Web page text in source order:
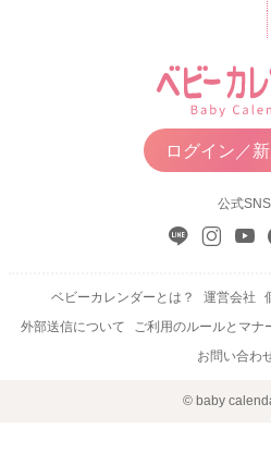
ログイン／
公式SNS
ベビーカレンダーとは？ 運営会社
外部送信について
ご利用のルールとマナ
お問い合わ
© baby